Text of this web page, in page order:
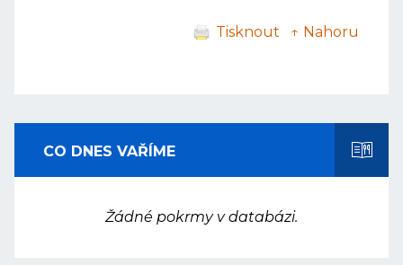
Tisknout ↑ Nahoru
CO DNES VAŘÍME
Žádné pokrmy v databázi.